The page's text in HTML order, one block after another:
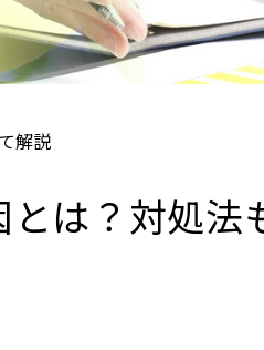
解説
は？対処法